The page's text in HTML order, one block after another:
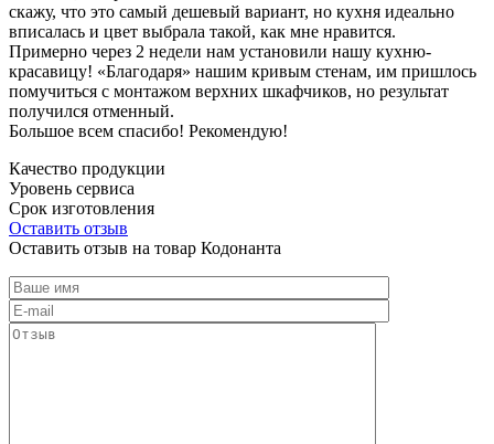
скажу, что это самый дешевый вариант, но кухня идеально
вписалась и цвет выбрала такой, как мне нравится.
Примерно через 2 недели нам установили нашу кухню-
красавицу! «Благодаря» нашим кривым стенам, им пришлось
помучиться с монтажом верхних шкафчиков, но результат
получился отменный.
Большое всем спасибо! Рекомендую!
Качество продукции
Уровень сервиса
Срок изготовления
Оставить отзыв
Оставить отзыв на товар Кодонанта